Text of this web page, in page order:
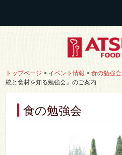
トップページ > イベント情報 >食の勉強会
統と食材を知る勉強会』のご案内
食の勉強会